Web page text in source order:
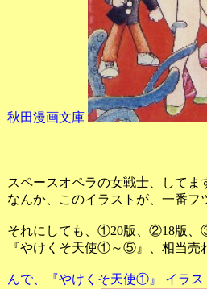
秋田漫画文庫
スペースオペラの女戦士、してま
なんか、このイラストが、一番フ
それにしても、①20版、②18版、
『やけくそ天使①～⑤』、相当売
んで、 『やけくそ天使①』 イラ